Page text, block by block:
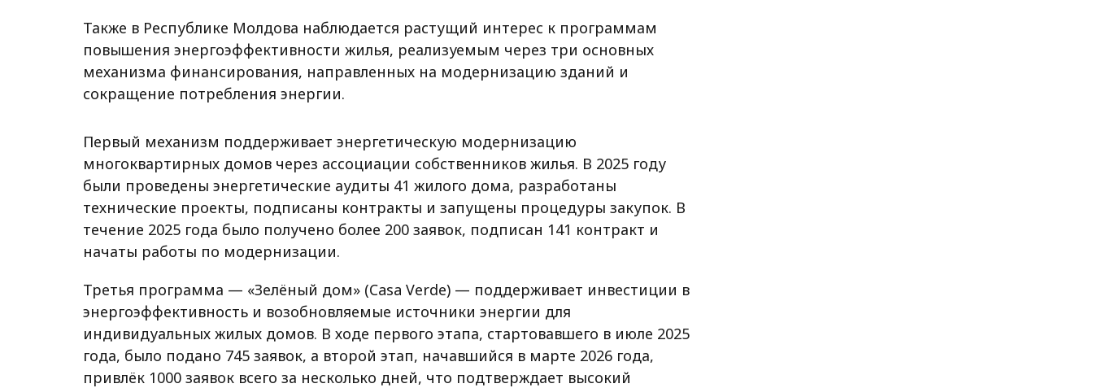
Также в Республике Молдова наблюдается растущий интерес к программам
повышения энергоэффективности жилья, реализуемым через три основных
механизма финансирования, направленных на модернизацию зданий и
сокращение потребления энергии.
Первый механизм поддерживает энергетическую модернизацию
многоквартирных домов через ассоциации собственников жилья. В 2025 году
были проведены энергетические аудиты 41 жилого дома, разработаны
технические проекты, подписаны контракты и запущены процедуры закупок. В
течение 2025 года было получено более 200 заявок, подписан 141 контракт и
начаты работы по модернизации.
Третья программа — «Зелёный дом» (Casa Verde) — поддерживает инвестиции в
энергоэффективность и возобновляемые источники энергии для
индивидуальных жилых домов. В ходе первого этапа, стартовавшего в июле 2025
года, было подано 745 заявок, а второй этап, начавшийся в марте 2026 года,
привлёк 1000 заявок всего за несколько дней, что подтверждает высокий